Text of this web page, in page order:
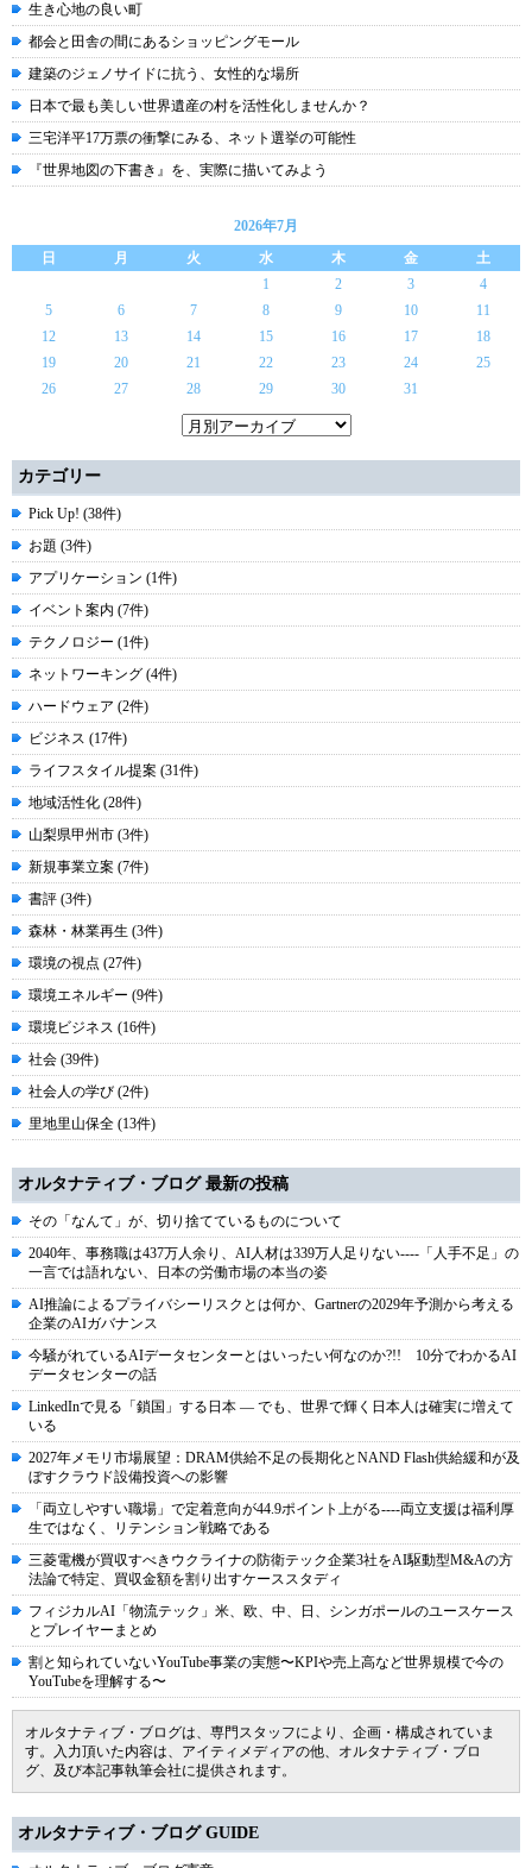
生き心地の良い町
都会と田舎の間にあるショッピングモール
建築のジェノサイドに抗う、女性的な場所
日本で最も美しい世界遺産の村を活性化しませんか？
三宅洋平17万票の衝撃にみる、ネット選挙の可能性
『世界地図の下書き』を、実際に描いてみよう
2026年7月
日
月 火 水 木 金
土
1
2 3
4
5
6 7 8 9 10
11
12
13 14 15 16 17
18
19
20 21 22 23 24
25
26
27 28 29 30 31
カテゴリー
Pick Up! (38件)
お題 (3件)
アプリケーション (1件)
イベント案内 (7件)
テクノロジー (1件)
ネットワーキング (4件)
ハードウェア (2件)
ビジネス (17件)
ライフスタイル提案 (31件)
地域活性化 (28件)
山梨県甲州市 (3件)
新規事業立案 (7件)
書評 (3件)
森林・林業再生 (3件)
環境の視点 (27件)
環境エネルギー (9件)
環境ビジネス (16件)
社会 (39件)
社会人の学び (2件)
里地里山保全 (13件)
オルタナティブ・ブログ 最新の投稿
その「なんて」が、切り捨てているものについて
2040年、事務職は437万人余り、AI人材は339万人足りない----「人手不足」の
一言では語れない、日本の労働市場の本当の姿
AI推論によるプライバシーリスクとは何か、Gartnerの2029年予測から考える
企業のAIガバナンス
今騒がれているAIデータセンターとはいったい何なのか?!! 10分でわかるAI
データセンターの話
LinkedInで見る「鎖国」する日本 ― でも、世界で輝く日本人は確実に増えて
いる
2027年メモリ市場展望：DRAM供給不足の長期化とNAND Flash供給緩和が及
ぼすクラウド設備投資への影響
「両立しやすい職場」で定着意向が44.9ポイント上がる----両立支援は福利厚
生ではなく、リテンション戦略である
三菱電機が買収すべきウクライナの防衛テック企業3社をAI駆動型M&Aの方
法論で特定、買収金額を割り出すケーススタディ
フィジカルAI「物流テック」米、欧、中、日、シンガポールのユースケース
とプレイヤーまとめ
割と知られていないYouTube事業の実態〜KPIや売上高など世界規模で今の
YouTubeを理解する〜
オルタナティブ・ブログは、専門スタッフにより、企画・構成されていま
す。入力頂いた内容は、アイティメディアの他、オルタナティブ・ブロ
グ、及び本記事執筆会社に提供されます。
オルタナティブ・ブログ GUIDE